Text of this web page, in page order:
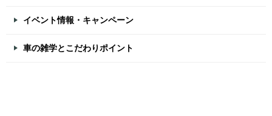
イベント情報・キャンペーン
車の雑学とこだわりポイント